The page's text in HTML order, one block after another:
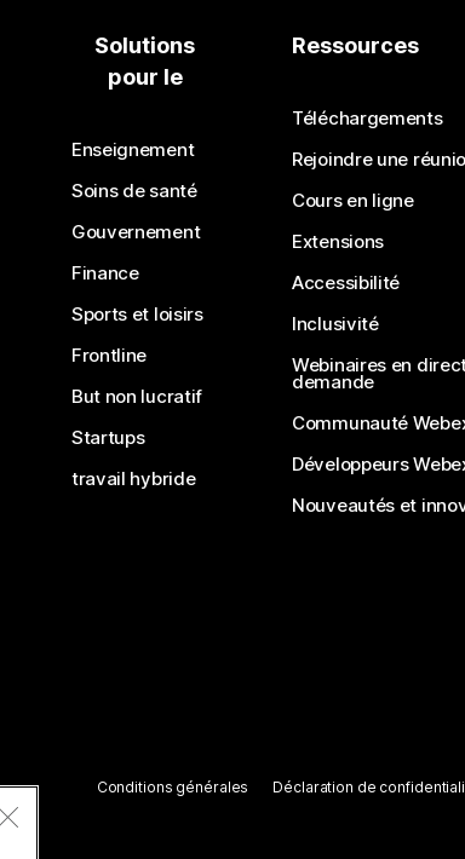
Solutions
pour le
Enseignement
Soins de santé
Gouvernement
Finance
Sports et loisirs
Frontline
But non lucratif
Startups
travail hybride
Ressources
Téléchargements
Rejoindre une
Cours en ligne
Extensions
Accessibilité
Inclusivité
Webinaires en
demande
Communauté
Développeurs
Nouveautés et
Conditions générales Déclaration de